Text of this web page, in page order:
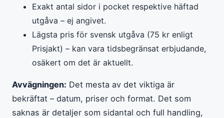
Exakt antal sidor i pocket respektive häftad
utgåva – ej angivet.
Lägsta pris för svensk utgåva (75 kr enligt
Prisjakt) – kan vara tidsbegränsat erbjudande,
osäkert om det är aktuellt.
Avvägningen: Det mesta av det viktiga är
bekräftat – datum, priser och format. Det som
saknas är detaljer som sidantal och full handling,